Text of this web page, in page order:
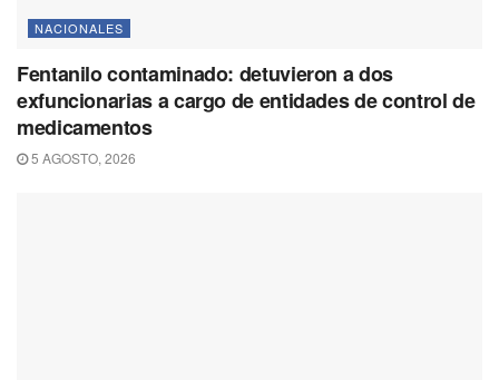
NACIONALES
Fentanilo contaminado: detuvieron a dos
exfuncionarias a cargo de entidades de control de
medicamentos
5 AGOSTO, 2026